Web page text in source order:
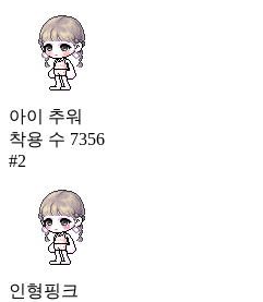
아이 추워
착용 수 7356
#2
인형핑크